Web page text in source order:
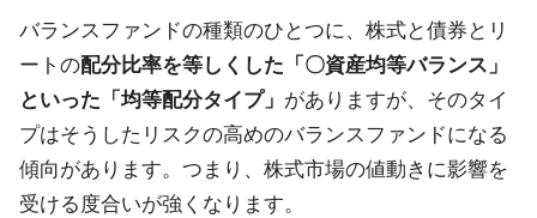
バランスファンドの種類のひとつに、株式と債券とリ
ートの配分比率を等しくした「〇資産均等バランス」
といった「均等配分タイプ」 がありますが、そのタイ
プはそうしたリスクの高めのバランスファンドになる
傾向があります。つまり、株式市場の値動きに影響を
受ける度合いが強くなります。